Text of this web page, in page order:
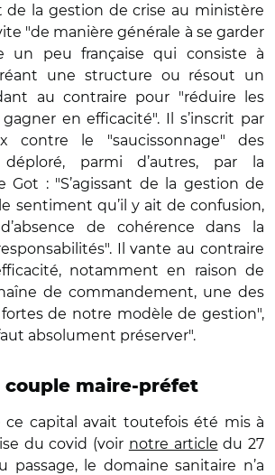
de la gestion de crise au ministère
"de manière générale à se garder
un peu française qui consiste à
une structure ou résout un
au contraire pour "réduire les
en efficacité". Il s’inscrit par
contre le "saucissonnage" des
déploré, parmi d’autres, par la
Got : "S’agissant de la gestion de
le sentiment qu’il y ait de confusion,
de cohérence dans la
Il vante au contraire
notamment en raison de
de commandement, une des
de notre modèle de gestion",
absolument préserver".
couple maire-préfet
ce capital avait toutefois été mis à
du covid (voir notre article du 27
passage, le domaine sanitaire n’a